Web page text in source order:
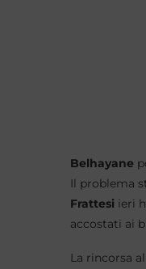
Belhayane
Il problema
Frattesi ieri
accostati ai
La rincorsa